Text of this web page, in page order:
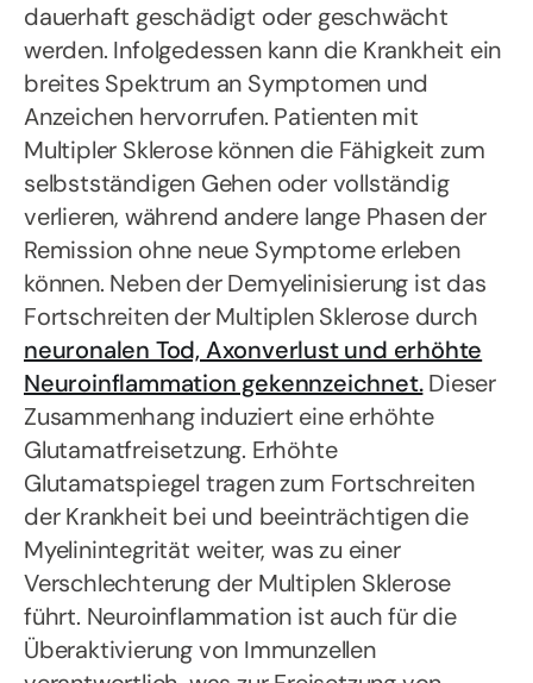
dauerhaft geschädigt oder geschwächt
werden. Infolgedessen kann die Krankheit ein
breites Spektrum an Symptomen und
Anzeichen hervorrufen. Patienten mit
Multipler Sklerose können die Fähigkeit zum
selbstständigen Gehen oder vollständig
verlieren, während andere lange Phasen der
Remission ohne neue Symptome erleben
können. Neben der Demyelinisierung ist das
Fortschreiten der Multiplen Sklerose durch
neuronalen Tod, Axonverlust und erhöhte
Neuroinflammation gekennzeichnet.Dieser
Zusammenhang induziert eine erhöhte
Glutamatfreisetzung. Erhöhte
Glutamatspiegel tragen zum Fortschreiten
der Krankheit bei und beeinträchtigen die
Myelinintegrität weiter, was zu einer
Verschlechterung der Multiplen Sklerose
führt. Neuroinflammation ist auch für die
Überaktivierung von Immunzellen